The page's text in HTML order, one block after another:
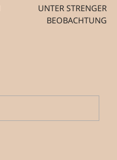
UNTER STRENGER
BEOBACHTUNG